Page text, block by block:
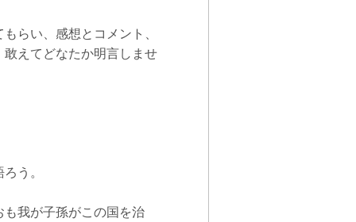
らい、感想とコメント、
えてどなたか明言しませ
う。
我が子孫がこの国を治